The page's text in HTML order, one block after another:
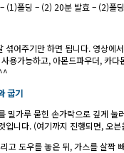
(1)폴딩 – (2) 20분 발효 – (2)폴
섞어주기만 하면 됩니다. 영상에
용가능하고, 아몬드파우더, 카다
굽기
밀가루 묻힌 손가락으로 깊게 눌
입니다. (여기까지 진행되면, 오븐
고 도우를 놓은 뒤, 가스를 살짝